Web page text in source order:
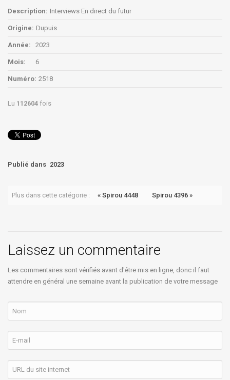
Description: Interviews En direct du futur
Origine: Dupuis
Année: 2023
Mois: 6
Numéro: 2518
Lu 112604 fois
Publié dans 2023
Plus dans cette catégorie : « Spirou 4448 Spirou 4396 »
Laissez un commentaire
Les commentaires sont vérifiés avant d'être mis en ligne, donc il faut
attendre en général une semaine avant la publication de votre message